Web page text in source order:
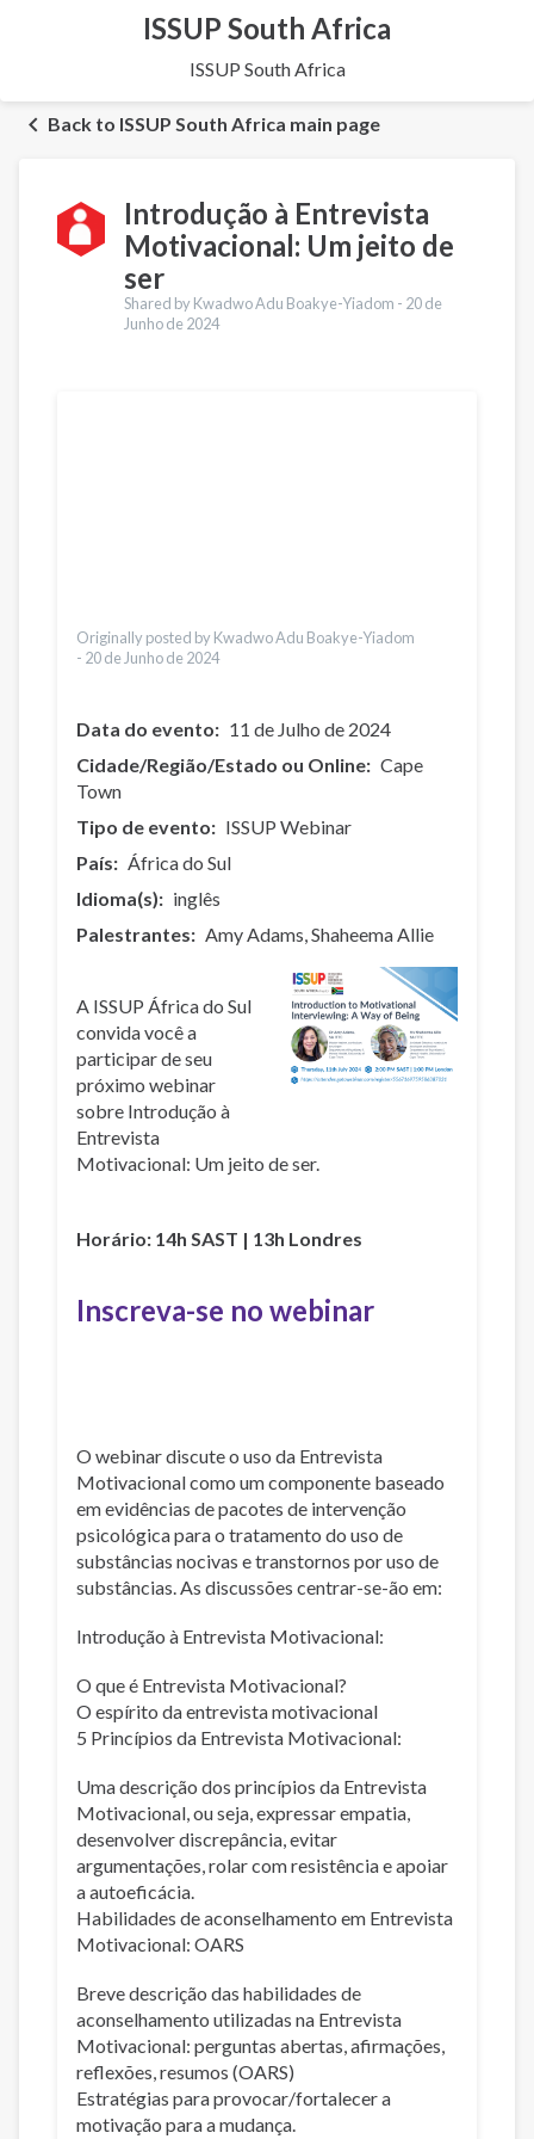
ISSUP South Africa
ISSUP South Africa
Back to ISSUP South Africa main page
Introdução à Entrevista
Motivacional: Um jeito de
ser
Shared by Kwadwo Adu Boakye-Yiadom - 20 de
Junho de 2024
Originally posted by Kwadwo Adu Boakye-Yiadom
- 20 de Junho de 2024
Data do evento
11 de Julho de 2024
Cidade/Região/Estado ou Online
Cape
Town
Tipo de evento
ISSUP Webinar
País
África do Sul
Idioma(s)
inglês
Palestrantes
Amy Adams Shaheema Allie
A ISSUP África do Sul
convida você a
participar de seu
próximo webinar
sobre Introdução à
Entrevista
Motivacional: Um jeito de ser.
Horário: 14h SAST | 13h Londres
Inscreva-se no webinar
O webinar discute o uso da Entrevista
Motivacional como um componente baseado
em evidências de pacotes de intervenção
psicológica para o tratamento do uso de
substâncias nocivas e transtornos por uso de
substâncias. As discussões centrar-se-ão em:
Introdução à Entrevista Motivacional:
O que é Entrevista Motivacional?
O espírito da entrevista motivacional
5 Princípios da Entrevista Motivacional:
Uma descrição dos princípios da Entrevista
Motivacional, ou seja, expressar empatia,
desenvolver discrepância, evitar
argumentações, rolar com resistência e apoiar
a autoeficácia.
Habilidades de aconselhamento em Entrevista
Motivacional: OARS
Breve descrição das habilidades de
aconselhamento utilizadas na Entrevista
Motivacional: perguntas abertas, afirmações,
reflexões, resumos (OARS)
Estratégias para provocar/fortalecer a
motivação para a mudança.